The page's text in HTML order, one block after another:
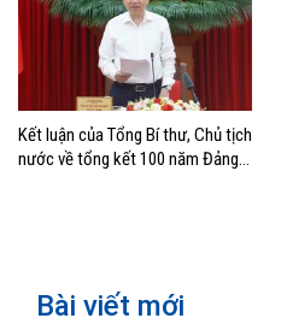
Kết luận của Tổng Bí thư, Chủ tịch
nước về tổng kết 100 năm Đảng
Bài viết mới